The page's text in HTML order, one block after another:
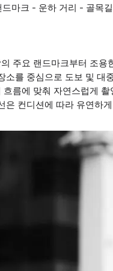
드마크 - 운하 거리 - 골목
주요 랜드마크부터 조용
소를 중심으로 도보 및 대
름에 맞춰 자연스럽게 촬
은 컨디션에 따라 유연하